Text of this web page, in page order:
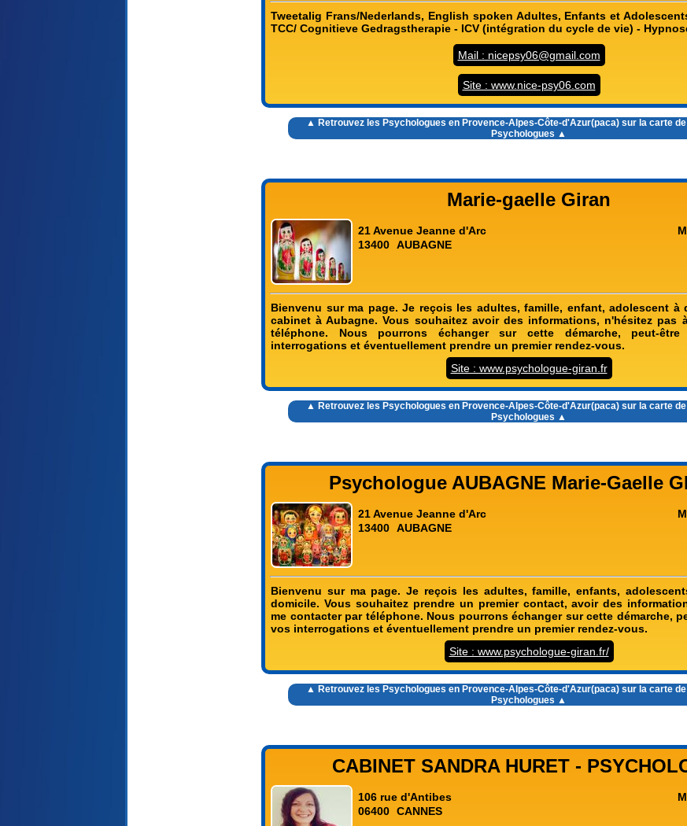
Tweetalig Frans/Nederlands, English spoken Adultes, Enfants et
TCC/ Cognitieve Gedragstherapie - ICV (intégration du cycle de vie) -
Mail : nicepsy06@gmail.com
Site : www.nice-psy06.com
▲ Retrouvez les Psychologues en Provence-Alpes-Côte-d'Azur(paca) sur la carte
Psychologues ▲
Marie-gaelle Giran
21 Avenue Jeanne d'Arc
13400 AUBAGNE
Bienvenu sur ma page. Je reçois les adultes, famille, enfant, adolescent à
cabinet à Aubagne. Vous souhaitez avoir des informations, n'hésitez pas
téléphone. Nous pourrons échanger sur cette démarche, peut-
interrogations et éventuellement prendre un premier rendez-vous.
Site : www.psychologue-giran.fr
▲ Retrouvez les Psychologues en Provence-Alpes-Côte-d'Azur(paca) sur la carte
Psychologues ▲
Psychologue AUBAGNE Marie-Gaelle
21 Avenue Jeanne d'Arc
13400 AUBAGNE
Bienvenu sur ma page. Je reçois les adultes, famille, enfants,
domicile. Vous souhaitez prendre un premier contact, avoir des
me contacter par téléphone. Nous pourrons échanger sur cette démarche,
vos interrogations et éventuellement prendre un premier rendez-vous.
Site : www.psychologue-giran.fr/
▲ Retrouvez les Psychologues en Provence-Alpes-Côte-d'Azur(paca) sur la carte
Psychologues ▲
CABINET SANDRA HURET -
106 rue d'Antibes
06400 CANNES